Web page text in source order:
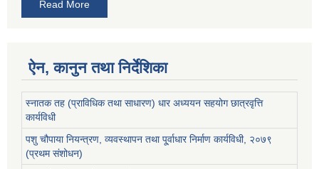
Read More
ऐन, कानुन तथा निर्देशिका
स्नातक तह (प्राविधिक तथा साधारण) धार अध्ययन सहयोग छात्रवृत्ति
कार्यविधी
पशु चौपाया नियन्त्रण, व्यवस्थापन तथा पू्र्वाधार निर्माण कार्यविधी, २०७९
(प्रथम संशोधन)